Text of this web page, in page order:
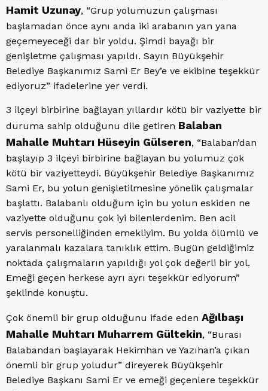
Hamit Uzunay, “Grup yolumuzun çalışması
başlamadan önce aynı anda iki arabanın yan yana
geçemeyeceği dar bir yoldu. Şimdi bayağı bir
genişletme çalışması yapıldı. Sayın Büyükşehir
Belediye Başkanımız Sami Er Bey’e ve ekibine teşekkür
ediyoruz” ifadelerine yer verdi.
3 ilçeyi birbirine bağlayan yıllardır kötü bir vaziyette bir
duruma sahip olduğunu dile getiren Balaban
Mahalle Muhtarı Hüseyin Gülseren, “Balaban’dan
başlayıp 3 ilçeyi birbirine bağlayan bu yolumuz çok
kötü bir vaziyetteydi. Büyükşehir Belediye Başkanımız
Sami Er, bu yolun genişletilmesine yönelik çalışmalar
başlattı. Balabanlı olduğum için bu yolun eskiden ne
vaziyette olduğunu çok iyi bilenlerdenim. Ben acil
servis personelliğinden emekliyim. Bu yolda ölümlü ve
yaralanmalı kazalara tanıklık ettim. Bugün geldiğimiz
noktada çalışmaların yapıldığı yol çok değerli bir yol.
Emeği geçen herkese ayrı ayrı teşekkür ediyorum”
şeklinde konuştu.
Çok önemli bir grup olduğunu ifade eden Ağılbaşı
Mahalle Muhtarı Muharrem Gültekin, “Burası
Balabandan başlayarak Hekimhan ve Yazıhan’a çıkan
önemli bir grup yoludur” direyerek Büyükşehir
Belediye Başkanı Sami Er ve emeği geçenlere teşekkür